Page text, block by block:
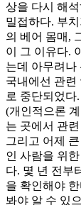
상을 다시 해
밀접하다. 부
의 베어 몸매,
이 그 이유다.
는데 아무려나
국내에선 관련
로 중단되었다
(개인적으론
는 곳에서 관
그리고 어제
인 사람을 위
다. 몇 년 전부
을 확인해야
봐야 알 수 있